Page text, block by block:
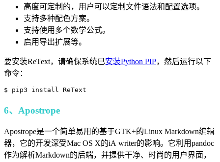
高度可定制的，用户可以定制文件语法和配置选项。
支持多种配色方案。
支持使用多个数学公式。
启用导出扩展等。
要安装ReText，请确保系统已安装Python PIP，然后运行以下
命令：
$ pip3 install ReText
6、Apostrope
Apostrope是一个简单易用的基于GTK+的Linux Markdown编辑
器，它的开发深受Mac OS X的iA writer的影响。它利用pandoc
作为解析Markdown的后端，并提供干净、时尚的用户界面，